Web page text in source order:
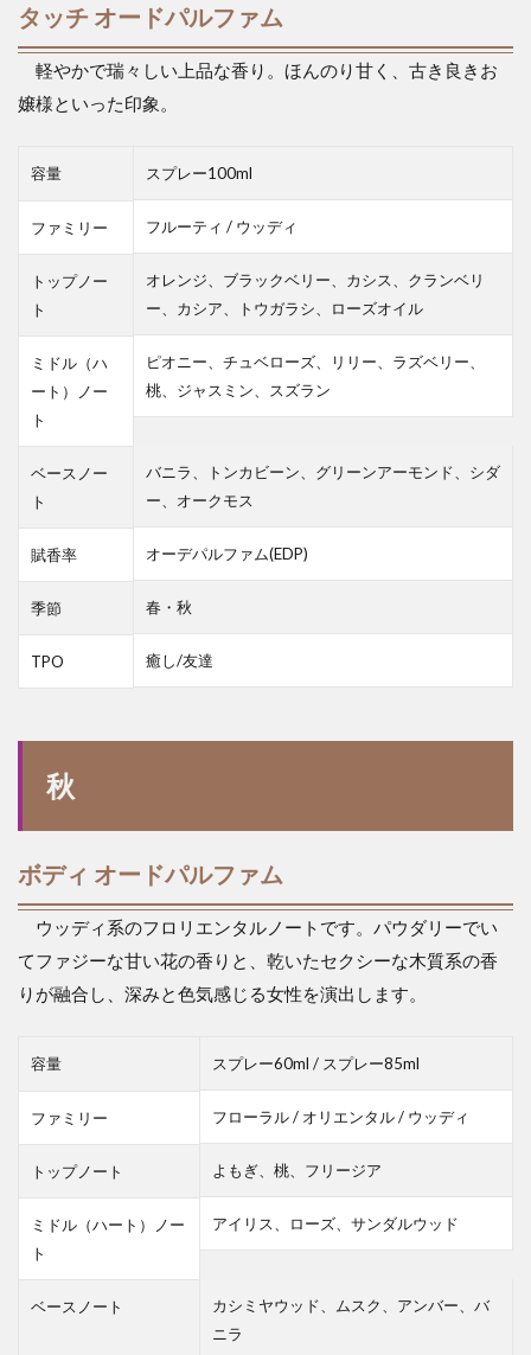
タッチ オードパルファム
軽やかで瑞々しい上品な香り。ほんのり甘く、古き良きお
嬢様といった印象。
容量 スプレー100ml
ファミリー フルーティ / ウッディ
トップノー
ト
オレンジ、ブラックベリー、カシス、クランベリ
ー、カシア、トウガラシ、ローズオイル
ミドル（ハ
ート）ノー
ト
ピオニー、チュベローズ、リリー、ラズベリー、
桃、ジャスミン、スズラン
ベースノー
ト
バニラ、トンカビーン、グリーンアーモンド、シダ
ー、オークモス
賦香率 オーデパルファム(EDP)
季節 春・秋
TPO 癒し/友達
秋
ボディ オードパルファム
ウッディ系のフロリエンタルノートです。パウダリーでい
てファジーな甘い花の香りと、乾いたセクシーな木質系の香
りが融合し、深みと色気感じる女性を演出します。
容量 スプレー60ml / スプレー85ml
ファミリー フローラル / オリエンタル / ウッディ
トップノート よもぎ、桃、フリージア
ミドル（ハート）ノー
ト
アイリス、ローズ、サンダルウッド
ベースノート
カシミヤウッド、ムスク、アンバー、バ
ニラ